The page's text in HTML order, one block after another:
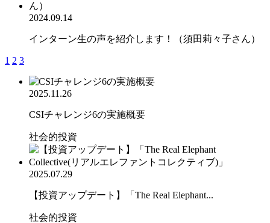
2024.09.14
インターン生の声を紹介します！（須田莉々子さん）
1 2 3
2025.11.26
CSIチャレンジ6の実施概要
社会的投資
2025.07.29
【投資アップデート】「The Real Elephant...
社会的投資